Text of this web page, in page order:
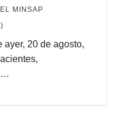
MINSAP
ayer, 20 de agosto,